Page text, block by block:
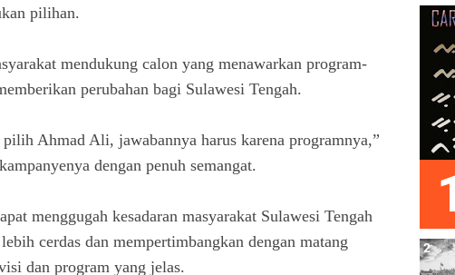
pilihan.
mendukung calon yang menawarkan program-
perubahan bagi Sulawesi Tengah.
Ahmad Ali, jawabannya harus karena programnya,”
dengan penuh semangat.
menggugah kesadaran masyarakat Sulawesi Tengah
cerdas dan mempertimbangkan dengan matang
dan program yang jelas.